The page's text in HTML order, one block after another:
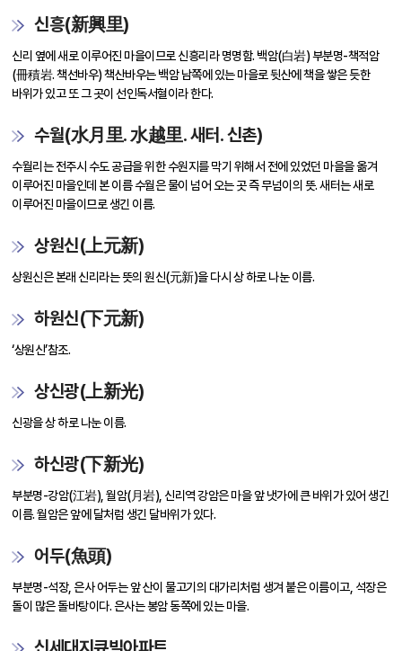
신흥(新興里)
신리 옆에 새로 이루어진 마을이므로 신흥리라 명명함. 백암(白岩) 부분명-책적암
(冊積岩. 책선바우) 책산바우는 백암 남쪽에 있는 마을로 뒷산에 책을 쌓은 듯한
바위가 있고 또 그 곳이 선인독서혈이라 한다.
수월(水月里. 水越里. 새터. 신촌)
수월리는 전주시 수도 공급을 위한 수원지를 막기 위해서 전에 있었던 마을을 옮겨
이루어진 마을인데 본 이름 수월은 물이 넘어 오는 곳 즉 무넘이의 뜻. 새터는 새로
이루어진 마을이므로 생긴 이름.
상원신(上元新)
상원신은 본래 신리라는 뜻의 원신(元新)을 다시 상 하로 나눈 이름.
하원신(下元新)
‘상원신’참조.
상신광(上新光)
신광을 상 하로 나눈 이름.
하신광(下新光)
부분명-강암(江岩), 월암(月岩), 신리역 강암은 마을 앞 냇가에 큰 바위가 있어 생긴
이름. 월암은 앞에 달처럼 생긴 달바위가 있다.
어두(魚頭)
부분명-석장, 은사 어두는 앞 산이 물고기의 대가리처럼 생겨 붙은 이름이고, 석장은
돌이 많은 돌바탕이다. 은사는 봉암 동쪽에 있는 마을.